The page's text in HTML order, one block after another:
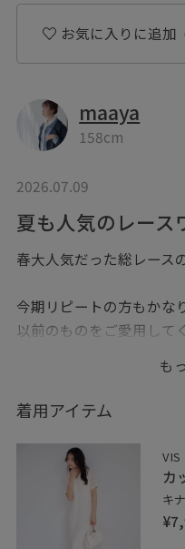
お気に入りに追加
maaya
158cm
2026.07.09
夏も人気のレース
春大人気だった総レース
今期リピートの方もかな
以前のものをご愛用して
とっても嬉しいです！！
春素材のものと比較すると
最高のスタイル盛れシル
かなり軽やかに、真夏も
ップデート◎
女っぽく、綺麗見えする
も
着用アイテム
VIS
カ
キ